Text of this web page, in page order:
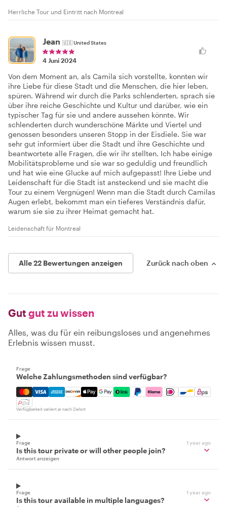
Herrliche Tour und Eintritt nach Montreal
Jean 🇺🇸United States
4 Juni 2024
Von dem Moment an, als Camila sich vorstellte, konnten wir
ihre Liebe für diese Stadt und die Menschen, die hier leben,
spüren. Während wir durch die Parks schlenderten, sprach sie
über ihre reiche Geschichte und Kultur und darüber, wie ein
typischer Tag für sie und andere aussehen könnte. Wir
schlenderten durch wunderschöne Märkte und Viertel und
genossen besonders unseren Stopp in der Eisdiele. Sie war
sehr gut informiert über die Stadt und ihre Geschichte und
beantwortete alle Fragen, die wir ihr stellten. Ich habe einige
Mobilitätsprobleme und sie war so geduldig und freundlich
und hat wie eine Glucke auf mich aufgepasst! Ihre Liebe und
Leidenschaft für die Stadt ist ansteckend und sie macht die
Tour zu einem Vergnügen! Wenn man die Stadt durch Camilas
Augen erlebt, bekommt man ein tieferes Verständnis dafür,
warum sie sie zu ihrer Heimat gemacht hat.
Leidenschaft für Montreal
Alle 22 Bewertungen anzeigen Zurück nach oben
Gut gut zu wissen
Alles, was du für ein reibungsloses und angenehmes
Erlebnis wissen musst.
Frage
Welche Zahlungsmethoden sind verfügbar?
Mastercard, Visa, Amex, Discover, Apple Pay, Google
Verfügbarkeit variiert je nach Zielort
Frage 1 year ago
Is this tour private or will other people join?
Antwort anzeigen
Frage 1 year ago
Is this tour available in multiple languages?